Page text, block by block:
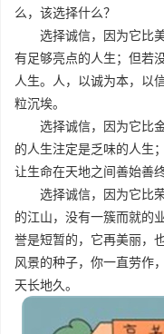
么，该选择什么？
选择诚信，因为它比美
有足够亮点的人生；但若
人生。人，以诚为本，以
粒沉埃。
选择诚信，因为它比金
的人生注定是乏味的人生
让生命在天地之间善始善终
选择诚信，因为它比荣
的江山，没有一簇而就的
誉是短暂的，它再美丽，
风景的种子，你一直劳作
天长地久。